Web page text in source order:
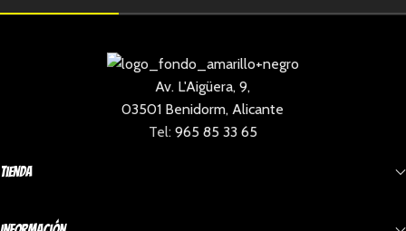
Av. L'Aigüera, 9,
03501 Benidorm, Alicante
Tel: 965 85 33 65
Tienda